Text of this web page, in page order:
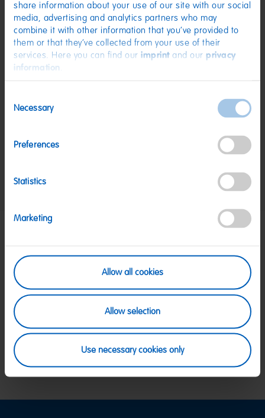
share information about your use of our site with our social
media, advertising and analytics partners who may
combine it with other information that you’ve provided to
them or that they’ve collected from your use of their
services. Here you can find our imprintand our privacy
information
Selection
Necessary
Preferences
Statistics
Marketing
Allow all cookies
Allow selection
Use necessary cookies only
Nährwerte
Nährwerte pro 100 g
Energie: 1485 kJ/349 kcal
Fett:
Kohlenhydrate:
Eiweiß:
PayPal, Klarna Sofortüberweisung, Klarna
Rechnung, Visa, Mastercard
Ab 39 € innerhalb Deutschlands
Ab 79 € nach Österreich
Wir sind Mo-Fr von 08-18:00 Uhr für dich da.
2641 300 1001oder über unserKontaktformular.